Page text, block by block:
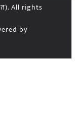
. All rights
by